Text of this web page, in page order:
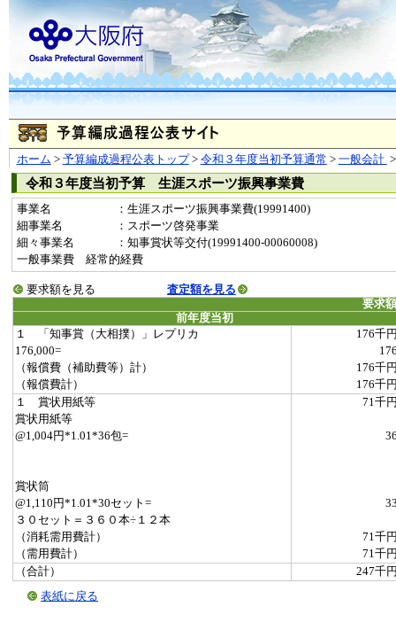
ホーム > 予算編成過程公表トップ> 令和３年度当初予算通常 > 一般会計
令和３年度当初予算 生涯スポーツ振興事業費
事業名
：生涯スポーツ振興事業費(19991400)
細事業名
：スポーツ啓発事業
細々事業名
：知事賞状等交付(19991400-00060008)
一般事業費 経常的経費
要求額を見る
査定額を見る
要求
前年度当初
１ 「知事賞（大相撲）」レプリカ
176千
176,000=
（報償費（補助費等）計）
176千
（報償費計）
176千
１ 賞状用紙等
71千
賞状用紙等
@1,004円*1.01*36包=
賞状筒
@1,110円*1.01*30セット=
３０セット＝３６０本÷１２本
（消耗需用費計）
71千
（需用費計）
71千
（合計）
247千
表紙に戻る